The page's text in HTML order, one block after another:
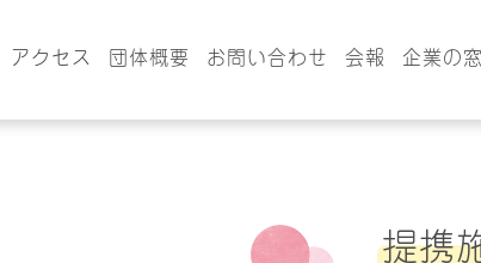
アクセス 団体概要 お問い合わせ 会報 企業の窓
提携